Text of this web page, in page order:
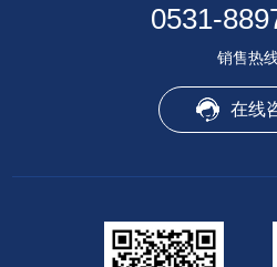
0531-
销售热
在线